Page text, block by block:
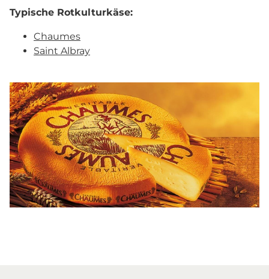
Typische Rotkulturkäse:
Chaumes
Saint Albray